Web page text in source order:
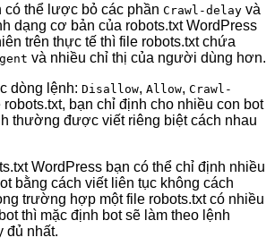
có thể lược bỏ các phần Crawl-delay và
dạng cơ bản của robots.txt WordPress
trên thực tế thì file robots.txt chứa
và nhiều chỉ thị của người dùng hơn.
dòng lệnh: Disallow, Allow, Crawl-
bạn chỉ định cho nhiều con bot
thường được viết riêng biệt cách nhau
WordPress bạn có thể chỉ định nhiều
bằng cách viết liên tục không cách
trường hợp một file robots.txt có nhiều
thì mặc định bot sẽ làm theo lệnh
đủ nhất.